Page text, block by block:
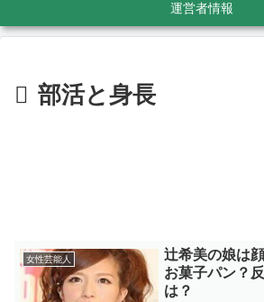
運営者情報
部活と身長
女性芸能人
辻希美の娘は
お菓子パン？
は？